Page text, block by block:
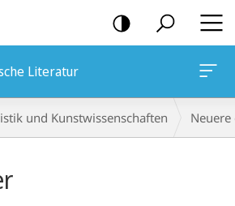
Literatur
und Kunstwissenschaften